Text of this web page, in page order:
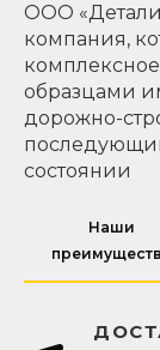
ООО «Детали
компания,
образцами
дорожно-
состоянии
Наши